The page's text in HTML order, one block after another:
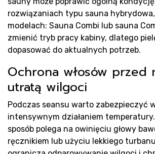
rozwiązaniach typu sauna
modelach: Sauna Combi lub sauna
zmienić tryb pracy kabiny, dlatego
dopasować do aktualnych potrzeb.
Ochrona włosów przed
utratą wilgoci
Podczas seansu warto zabezpieczyć
intensywnym działaniem
sposób polega na owinięciu głowy
ręcznikiem lub użyciu lekkiego